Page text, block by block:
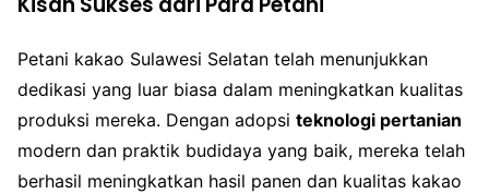
Petani kakao Sulawesi Selatan telah menunjukkan
dedikasi yang luar biasa dalam meningkatkan kualitas
produksi mereka. Dengan adopsi teknologi pertanian
modern dan praktik budidaya yang baik, mereka telah
berhasil meningkatkan hasil panen dan kualitas kakao